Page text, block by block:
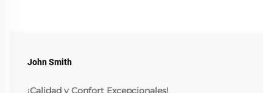
John Smith
¡Calidad y Confort Excepcionales!